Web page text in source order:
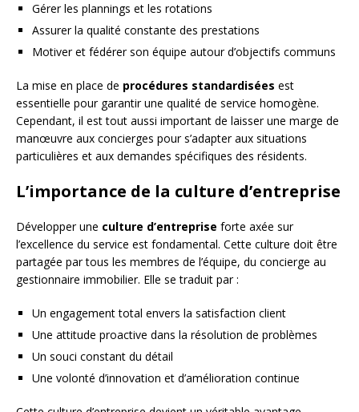
Gérer les plannings et les rotations
Assurer la qualité constante des prestations
Motiver et fédérer son équipe autour d’objectifs communs
La mise en place de procédures standardisées est
essentielle pour garantir une qualité de service homogène.
Cependant, il est tout aussi important de laisser une marge de
manœuvre aux concierges pour s’adapter aux situations
particulières et aux demandes spécifiques des résidents.
L’importance de la culture d’entreprise
Développer une culture d’entreprise forte axée sur
l’excellence du service est fondamental. Cette culture doit être
partagée par tous les membres de l’équipe, du concierge au
gestionnaire immobilier. Elle se traduit par :
Un engagement total envers la satisfaction client
Une attitude proactive dans la résolution de problèmes
Un souci constant du détail
Une volonté d’innovation et d’amélioration continue